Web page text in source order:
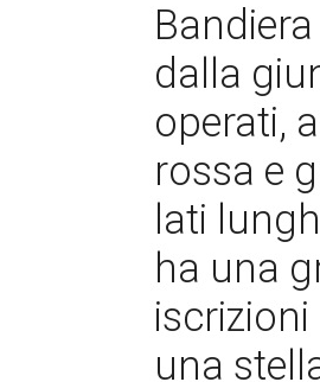
dalla
operati,
rossa e
lati
ha una
una